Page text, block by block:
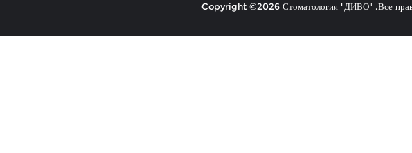
Copyright ©2026 Стоматология "ДИВО" .Все